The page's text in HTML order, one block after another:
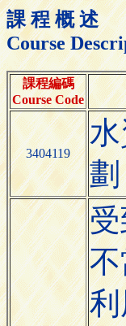
課 程 概 述
Course
課程編碼
Course Code
3404119
劃